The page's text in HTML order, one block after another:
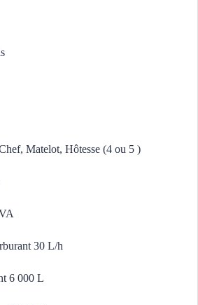
Matelot, Hôtesse (4 ou 5 )
30 L/h
6 000 L